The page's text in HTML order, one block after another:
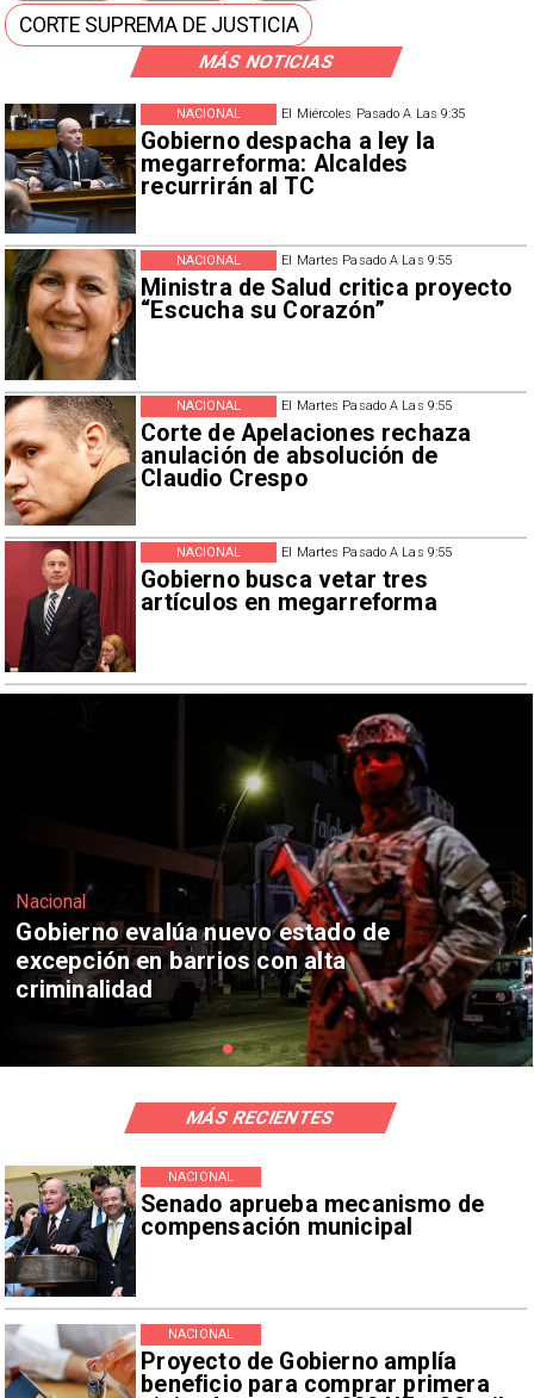
MÁS NOTICIAS
El Miércoles Pasado A Las 9:35
Gobierno despacha a ley la
megarreforma: Alcaldes
recurrirán al TC
NACIONAL
El Martes Pasado A Las 9:55
Ministra de Salud critica proyecto
“Escucha su Corazón”
NACIONAL
El Martes Pasado A Las 9:55
Corte de Apelaciones rechaza
anulación de absolución de
Claudio Crespo
NACIONAL
El Martes Pasado A Las 9:55
Gobierno busca vetar tres
artículos en megarreforma
NACIONAL
CORTE SUPREMA DE JUSTICIA
Nacional
Corte Suprema confirma pago de
$1.000 millones por caso ProCultura
Senado aprueba mecanismo de
compensación municipal
NACIONAL
Proyecto de Gobierno amplía
beneficio para comprar primera
NACIONAL
MÁS RECIENTES